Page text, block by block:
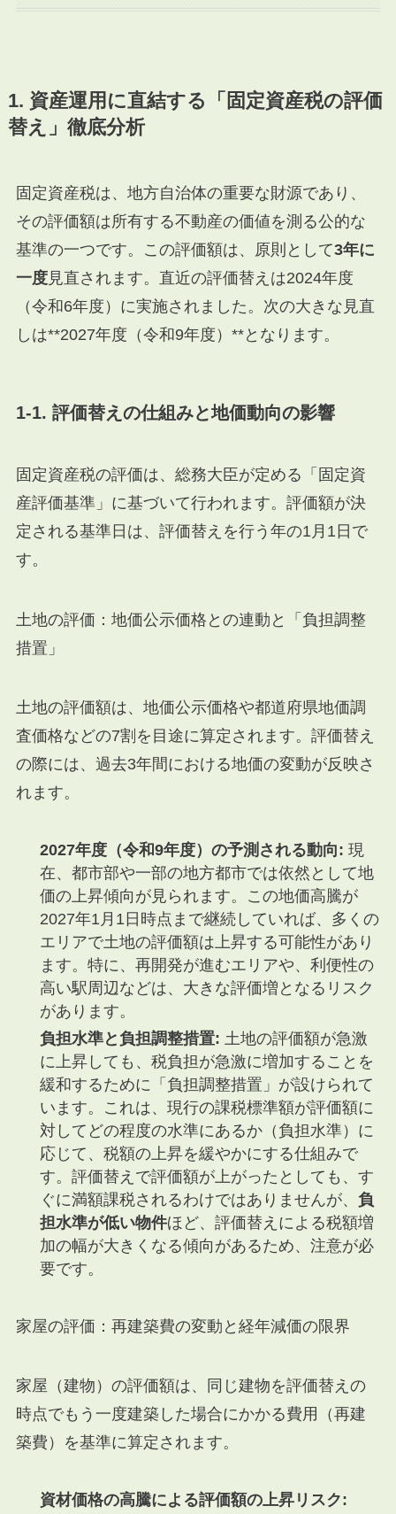
1. 資産運用に直結する「固定資産税の評価
替え」徹底分析
固定資産税は、地方自治体の重要な財源であり、
その評価額は所有する不動産の価値を測る公的な
基準の一つです。この評価額は、原則として3年に
一度見直されます。直近の評価替えは2024年度
（令和6年度）に実施されました。次の大きな見直
しは**2027年度（令和9年度）**となります。
1-1. 評価替えの仕組みと地価動向の影響
固定資産税の評価は、総務大臣が定める「固定資
産評価基準」に基づいて行われます。評価額が決
定される基準日は、評価替えを行う年の1月1日で
す。
土地の評価：地価公示価格との連動と「負担調整
措置」
土地の評価額は、地価公示価格や都道府県地価調
査価格などの7割を目途に算定されます。評価替え
の際には、過去3年間における地価の変動が反映さ
れます。
2027年度（令和9年度）の予測される動向: 現
在、都市部や一部の地方都市では依然として地
価の上昇傾向が見られます。この地価高騰が
2027年1月1日時点まで継続していれば、多くの
エリアで土地の評価額は上昇する可能性があり
ます。特に、再開発が進むエリアや、利便性の
高い駅周辺などは、大きな評価増となるリスク
があります。
負担水準と負担調整措置: 土地の評価額が急激
に上昇しても、税負担が急激に増加することを
緩和するために「負担調整措置」が設けられて
います。これは、現行の課税標準額が評価額に
対してどの程度の水準にあるか（負担水準）に
応じて、税額の上昇を緩やかにする仕組みで
す。評価替えで評価額が上がったとしても、す
ぐに満額課税されるわけではありませんが、 負
担水準が低い物件ほど、評価替えによる税額増
加の幅が大きくなる傾向があるため、注意が必
要です。
家屋の評価：再建築費の変動と経年減価の限界
家屋（建物）の評価額は、同じ建物を評価替えの
時点でもう一度建築した場合にかかる費用（再建
築費）を基準に算定されます。
資材価格の高騰による評価額の上昇リスク: